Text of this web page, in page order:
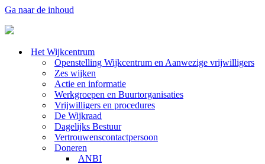
Ga naar de inhoud
Het Wijkcentrum
Openstelling Wijkcentrum en Aanwezige vrijwilligers
Zes wijken
Actie en informatie
Werkgroepen en Buurtorganisaties
Vrijwilligers en procedures
De Wijkraad
Dagelijks Bestuur
Vertrouwenscontactpersoon
Doneren
ANBI